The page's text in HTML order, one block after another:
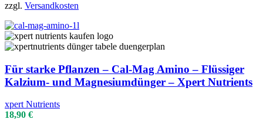
zzgl. Versandkosten
Für starke Pflanzen – Cal-Mag Amino – Flüssiger
Kalzium- und Magnesiumdünger – Xpert Nutrients
xpert Nutrients
18,90 €